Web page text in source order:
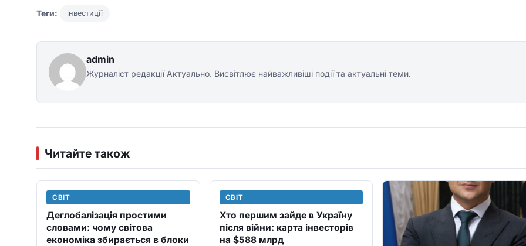
Теги: інвестиції
admin
Журналіст редакції Актуально. Висвітлює найважливіші події та актуальні теми.
Читайте також
СВІТ
Деглобалізація простими
словами: чому світова
економіка збирається в блоки
СВІТ
Хто першим зайде в Україну
після війни: карта інвесторів
на $588 млрд